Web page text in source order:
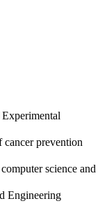
prevention
science and
Engineering